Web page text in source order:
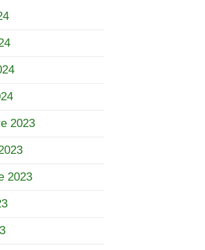
2023
2023